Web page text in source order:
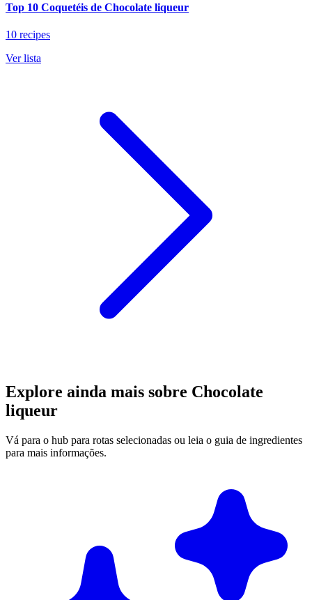
Top 10 Coquetéis de Chocolate liqueur
10 recipes
Ver lista
Explore ainda mais sobre Chocolate
liqueur
Vá para o hub para rotas selecionadas ou leia o guia de ingredientes
para mais informações.